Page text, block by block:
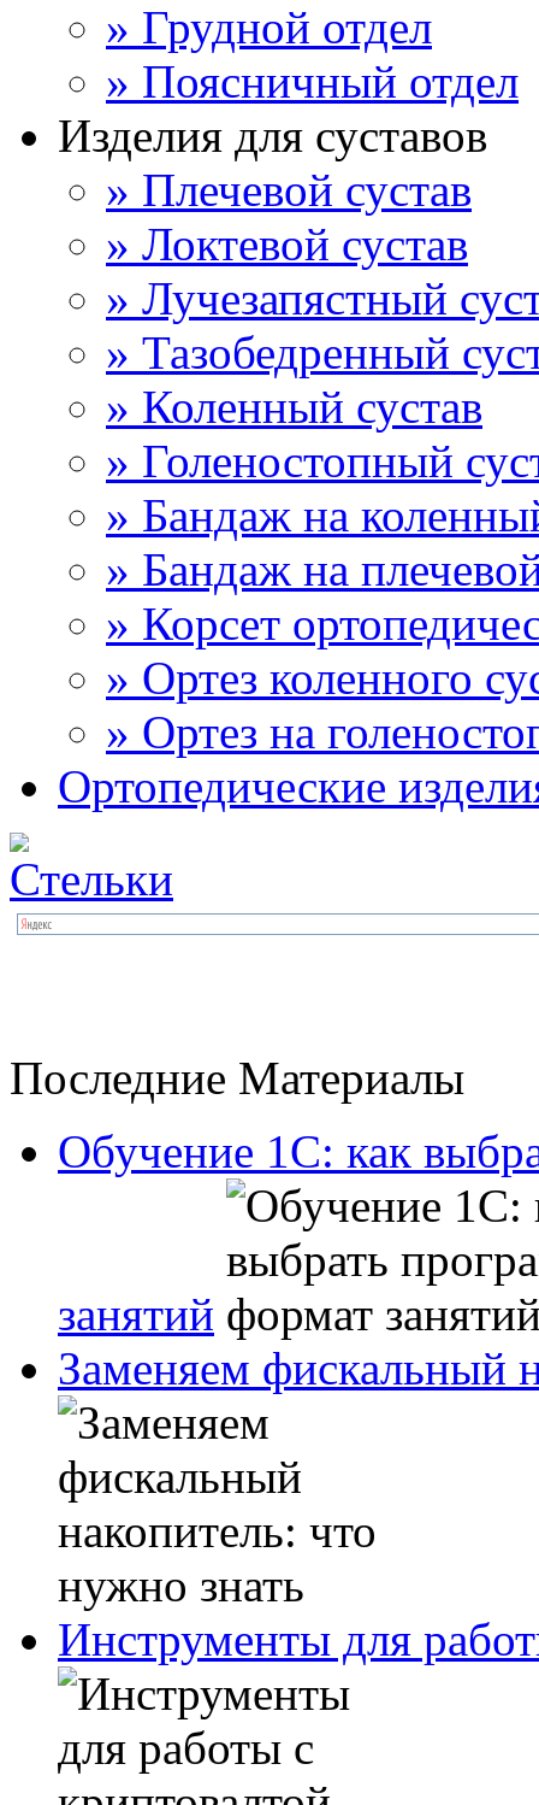
» Грудной отдел
» Поясничный отдел
Изделия для суставов
» Плечевой сустав
» Локтевой сустав
» Лучезапястный
» Тазобедренный
» Коленный сустав
» Голеностопный
» Бандаж на
» Бандаж на
» Корсет
» Ортез коленного
» Ортез на
Ортопедические
Последние Материалы
Обучение 1С: как
занятий
Заменяем фискальный
Инструменты для